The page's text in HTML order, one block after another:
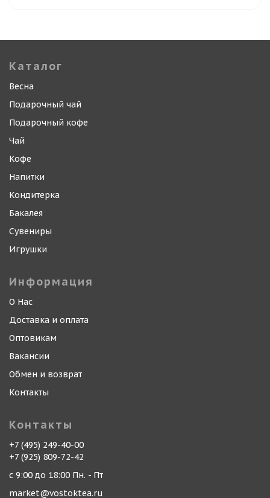
Каталог
Весна
Подарочный чай
Подарочный кофе
Чай
Кофе
Напитки
Кондитерка
Бакалея
Сувениры
Игрушки
Информация
О Нас
Доставка и оплата
Оптовикам
Вакансии
Обмен и возврат
Контакты
Контакты
+7 (495) 249-40-00
+7 (925) 809-72-42
с 9:00 до 18:00 Пн. - Пт
market@vostoktea.ru